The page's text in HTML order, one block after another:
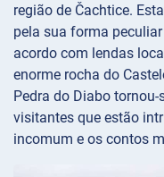
região de Čachtice.
pela sua forma
acordo com lendas
enorme rocha do
Pedra do Diabo
visitantes que estão
incomum e os contos